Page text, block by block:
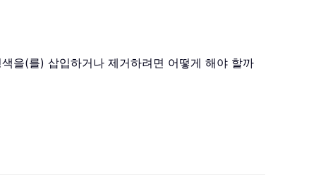
을(를) 삽입하거나 제거하려면 어떻게 해야 할까